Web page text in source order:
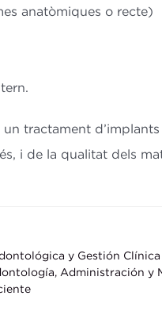
anatòmiques o recte)
tractament
i de la qualitat dels
y Gestión Clínica
Administración y